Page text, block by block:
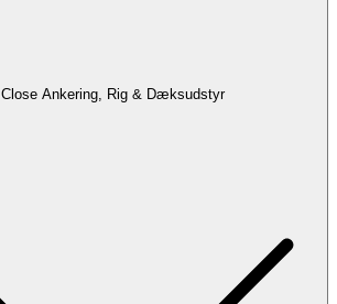
Close Ankering, Rig & Dæksudstyr